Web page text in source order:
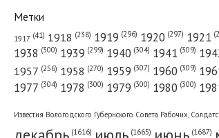
№ 94 от апреля
Метки
1917 (41) 1918 (238) 1919 (296) 1920 (297) 1921
1938 (300) 1939 (299) 1940 (304) 1941 (309)
1957 (256) 1958 (270) 1959 (307) 1960 (309)
1977 (304) 1978 (300) 1979 (300) 1980 (300)
Известия Вологодского Губернского Совета Рабочих,
(1616) (1665) (1687)